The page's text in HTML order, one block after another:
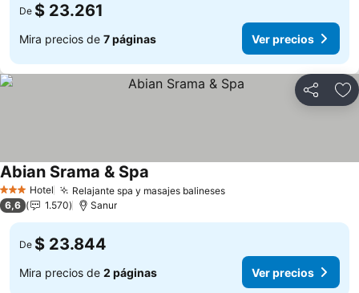
De $ 23.261
Mira precios de 7 páginas Ver precios
Compartir
3 Estrellas
Hotel Relajante spa y masajes balinesesVer precios
Abian Srama & Spa
6,6 1.570 Sanur
De $ 23.844
Mira precios de 2 páginas Ver precios